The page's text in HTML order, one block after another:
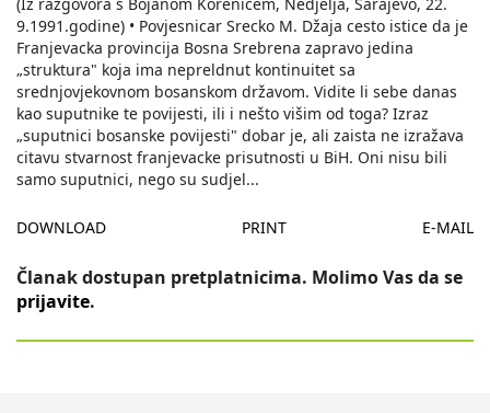
(Iz razgovora s Bojanom Korenicem, Nedjelja, Sarajevo, 22.
9.1991.godine) • Povjesnicar Srecko M. Džaja cesto istice da je
Franjevacka provincija Bosna Srebrena zapravo jedina
„struktura" koja ima nepreldnut kontinuitet sa
srednjovjekovnom bosanskom državom. Vidite li sebe danas
kao suputnike te povijesti, ili i nešto višim od toga? Izraz
„suputnici bosanske povijesti" dobar je, ali zaista ne izražava
citavu stvarnost franjevacke prisutnosti u BiH. Oni nisu bili
samo suputnici, nego su sudjel...
DOWNLOAD PRINT E-MAIL
Članak dostupan pretplatnicima. Molimo Vas da se
prijavite.